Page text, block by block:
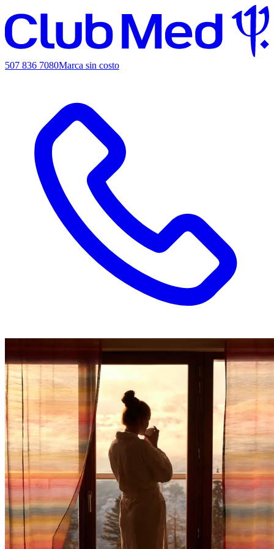
507 836 7080Marca sin costo